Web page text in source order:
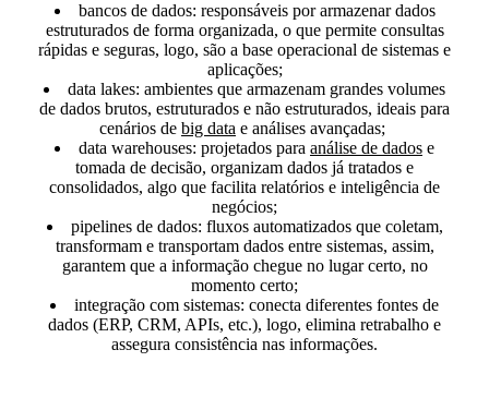
bancos de dados: responsáveis por armazenar dados
estruturados de forma organizada, o que permite consultas
rápidas e seguras, logo, são a base operacional de sistemas e
aplicações;
data lakes: ambientes que armazenam grandes volumes
de dados brutos, estruturados e não estruturados, ideais para
cenários de big data e análises avançadas;
data warehouses: projetados para análise de dados e
tomada de decisão, organizam dados já tratados e
consolidados, algo que facilita relatórios e inteligência de
negócios;
pipelines de dados: fluxos automatizados que coletam,
transformam e transportam dados entre sistemas, assim,
garantem que a informação chegue no lugar certo, no
momento certo;
integração com sistemas: conecta diferentes fontes de
dados (ERP, CRM, APIs, etc.), logo, elimina retrabalho e
assegura consistência nas informações.